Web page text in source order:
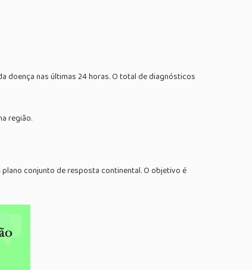
doença nas últimas 24 horas. O total de diagnósticos
região.
plano conjunto de resposta continental. O objetivo é